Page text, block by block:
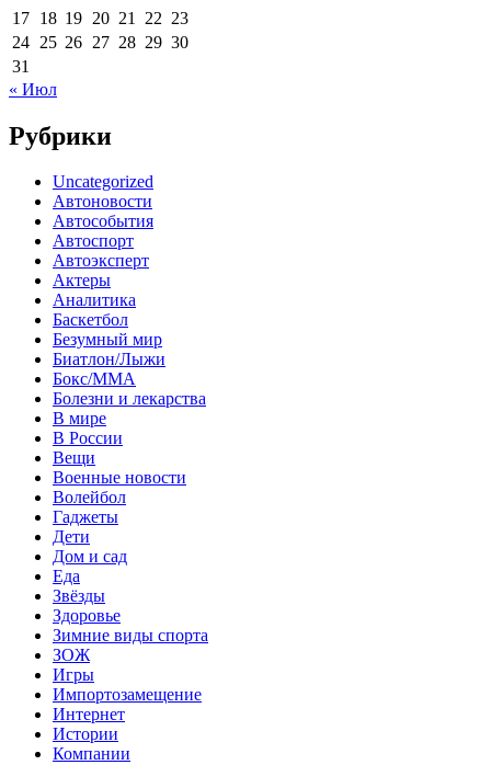
17 18 19 20 21 22 23
24 25 26 27 28 29 30
31
« Июл
Рубрики
Uncategorized
Автоновости
Автособытия
Автоспорт
Автоэксперт
Актеры
Аналитика
Баскетбол
Безумный мир
Биатлон/Лыжи
Бокс/MMA
Болезни и лекарства
В мире
В России
Вещи
Военные новости
Волейбол
Гаджеты
Дети
Дом и сад
Еда
Звёзды
Здоровье
Зимние виды спорта
ЗОЖ
Игры
Импортозамещение
Интернет
Истории
Компании